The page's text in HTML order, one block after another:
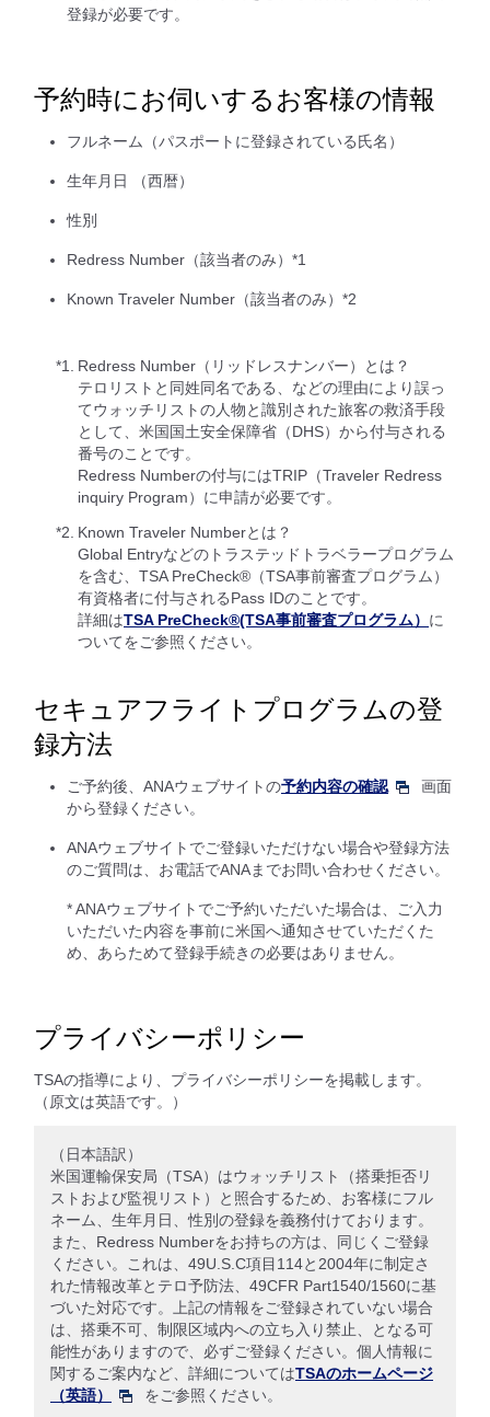
登録が必要です。
予約時にお伺いするお客様の情報
フルネーム（パスポートに登録されている氏名）
生年月日 （西暦）
性別
Redress Number（該当者のみ）*1
Known Traveler Number（該当者のみ）*2
*1.
Redress Number（リッドレスナンバー）とは？
テロリストと同姓同名である、などの理由により誤っ
てウォッチリストの人物と識別された旅客の救済手段
として、米国国土安全保障省（DHS）から付与される
番号のことです。
Redress Numberの付与にはTRIP（Traveler Redress
inquiry Program）に申請が必要です。
*2. Known Traveler Numberとは？
Global Entryなどのトラステッドトラベラープログラム
を含む、TSA PreCheck®（TSA事前審査プログラム）
有資格者に付与されるPass IDのことです。
詳細はTSA PreCheck®(TSA事前審査プログラム） に
ついてをご参照ください。
セキュアフライトプログラムの登
録方法
ご予約後、ANAウェブサイトの予約内容の確認
画面
から登録ください。
ANAウェブサイトでご登録いただけない場合や登録方法
のご質問は、お電話でANAまでお問い合わせください。
* ANAウェブサイトでご予約いただいた場合は、ご入力
いただいた内容を事前に米国へ通知させていただくた
め、あらためて登録手続きの必要はありません。
プライバシーポリシー
TSAの指導により、プライバシーポリシーを掲載します。
（原文は英語です。）
（日本語訳）
米国運輸保安局（TSA）はウォッチリスト（搭乗拒否リ
ストおよび監視リスト）と照合するため、お客様にフル
ネーム、生年月日、性別の登録を義務付けております。
また、Redress Numberをお持ちの方は、同じくご登録
ください。これは、49U.S.C項目114と2004年に制定さ
れた情報改革とテロ予防法、49CFR Part1540/1560に基
づいた対応です。上記の情報をご登録されていない場合
は、搭乗不可、制限区域内への立ち入り禁止、となる可
能性がありますので、必ずご登録ください。個人情報に
関するご案内など、詳細についてはTSAのホームページ
（英語）
をご参照ください。